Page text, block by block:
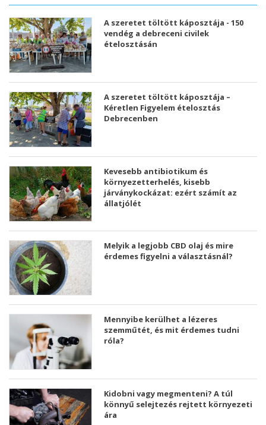
A szeretet töltött káposztája - 150
vendég a debreceni civilek
ételosztásán
A szeretet töltött káposztája –
Kéretlen Figyelem ételosztás
Debrecenben
Kevesebb antibiotikum és
környezetterhelés, kisebb
járványkockázat: ezért számít az
állatjólét
Melyik a legjobb CBD olaj és mire
érdemes figyelni a választásnál?
Mennyibe kerülhet a lézeres
szemműtét, és mit érdemes tudni
róla?
Kidobni vagy megmenteni? A túl
könnyű selejtezés rejtett környezeti
ára